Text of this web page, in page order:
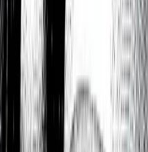
Unsere Top-Picks zum Kauf
% p.a. seit 2018
26,8 % p.a. Dividendendepot
testen